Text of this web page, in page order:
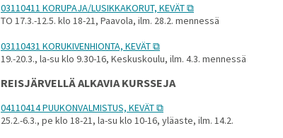
03110411 KORUPAJA/LUSIKKAKORUT, KEVÄT
TO 17.3.-12.5. klo 18-21, Paavola, ilm. 28.2. mennessä
03110431 KORUKIVENHIONTA, KEVÄT
19.-20.3., la-su klo 9.30-16, Keskuskoulu, ilm. 4.3. mennessä
REISJÄRVELLÄ ALKAVIA KURSSEJA
04110414 PUUKONVALMISTUS, KEVÄT
25.2.-6.3., pe klo 18-21, la-su klo 10-16, yläaste, ilm. 14.2.